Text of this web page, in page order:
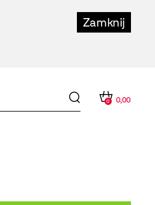
Zamknij
0 0,00